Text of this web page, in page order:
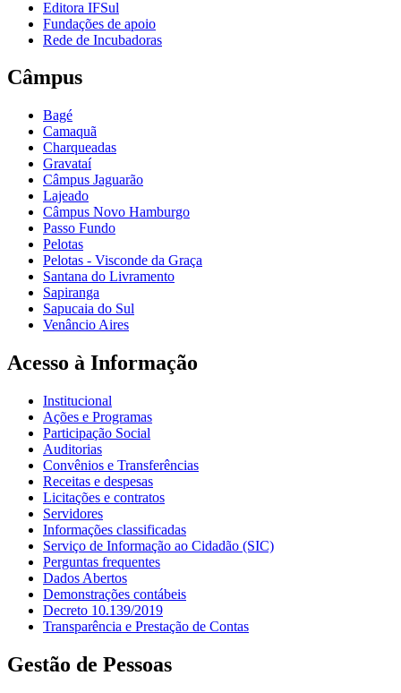
Editora IFSul
Fundações de apoio
Rede de Incubadoras
Câmpus
Bagé
Camaquã
Charqueadas
Gravataí
Câmpus Jaguarão
Lajeado
Câmpus Novo Hamburgo
Passo Fundo
Pelotas
Pelotas - Visconde da Graça
Santana do Livramento
Sapiranga
Sapucaia do Sul
Venâncio Aires
Acesso à Informação
Institucional
Ações e Programas
Participação Social
Auditorias
Convênios e Transferências
Receitas e despesas
Licitações e contratos
Servidores
Informações classificadas
Serviço de Informação ao Cidadão (SIC)
Perguntas frequentes
Dados Abertos
Demonstrações contábeis
Decreto 10.139/2019
Transparência e Prestação de Contas
Gestão de Pessoas